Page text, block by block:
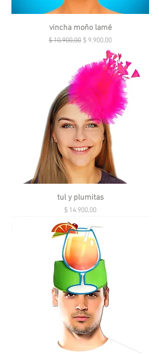
vincha moño lamé
Precio
$ 10.900,00 Precio de oferta
$ 9.900,00
tul y plumitas
Precio
$ 14.900,00